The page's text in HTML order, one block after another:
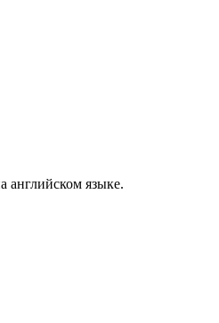
английском языке.